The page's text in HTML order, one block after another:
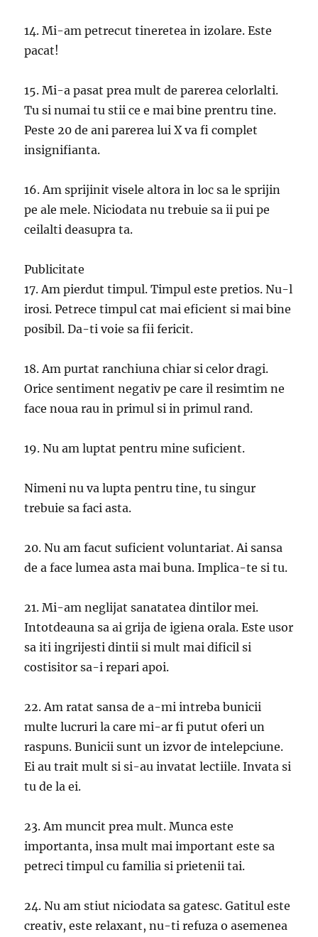
14. Mi-am petrecut tineretea in izolare. Este
pacat!
15. Mi-a pasat prea mult de parerea celorlalti.
Tu si numai tu stii ce e mai bine prentru tine.
Peste 20 de ani parerea lui X va fi complet
insignifianta.
16. Am sprijinit visele altora in loc sa le sprijin
pe ale mele. Niciodata nu trebuie sa ii pui pe
ceilalti deasupra ta.
Publicitate
17. Am pierdut timpul. Timpul este pretios. Nu-l
irosi. Petrece timpul cat mai eficient si mai bine
posibil. Da-ti voie sa fii fericit.
18. Am purtat ranchiuna chiar si celor dragi.
Orice sentiment negativ pe care il resimtim ne
face noua rau in primul si in primul rand.
19. Nu am luptat pentru mine suficient.
Nimeni nu va lupta pentru tine, tu singur
trebuie sa faci asta.
20. Nu am facut suficient voluntariat. Ai sansa
de a face lumea asta mai buna. Implica-te si tu.
21. Mi-am neglijat sanatatea dintilor mei.
Intotdeauna sa ai grija de igiena orala. Este usor
sa iti ingrijesti dintii si mult mai dificil si
costisitor sa-i repari apoi.
22. Am ratat sansa de a-mi intreba bunicii
multe lucruri la care mi-ar fi putut oferi un
raspuns. Bunicii sunt un izvor de intelepciune.
Ei au trait mult si si-au invatat lectiile. Invata si
tu de la ei.
23. Am muncit prea mult. Munca este
importanta, insa mult mai important este sa
petreci timpul cu familia si prietenii tai.
24. Nu am stiut niciodata sa gatesc. Gatitul este
creativ, este relaxant, nu-ti refuza o asemenea